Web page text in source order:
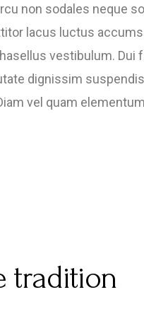
non sodales neque
lacus luctus
vestibulum. Dui
dignissim
vel quam
tradition